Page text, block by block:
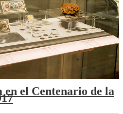
el Centenario de la